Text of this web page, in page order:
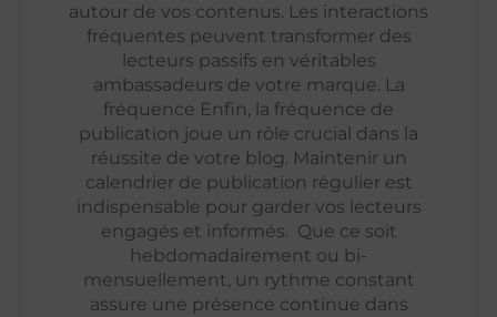
autour de vos contenus. Les interactions
fréquentes peuvent transformer des
lecteurs passifs en véritables
ambassadeurs de votre marque. La
fréquence Enfin, la fréquence de
publication joue un rôle crucial dans la
réussite de votre blog. Maintenir un
calendrier de publication régulier est
indispensable pour garder vos lecteurs
engagés et informés. Que ce soit
hebdomadairement ou bi-
mensuellement, un rythme constant
assure une présence continue dans